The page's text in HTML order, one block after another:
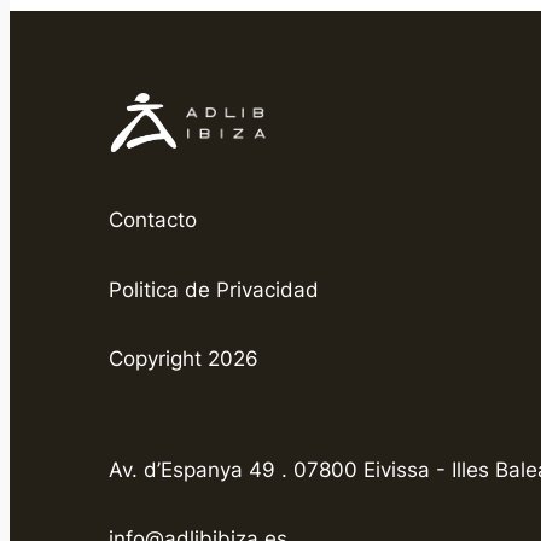
Contacto
Politica de Privacidad
Copyright 2026
Av. d’Espanya 49 . 07800 Eivissa - Illes